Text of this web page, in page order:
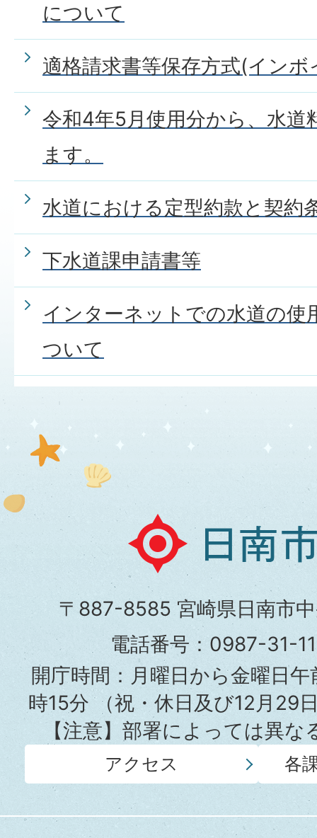
について
適格請求書等保存方式(イン
令和4年5月使用分から、水道
ます。
水道における定型約款と契約
下水道課申請書等
インターネットでの水道の使
ついて
日
南
市
役
所
〒887-8585 宮崎県日南市
電話番号：0987-31-
開庁時間：月曜日から金曜日
時15分（祝・休日及び12月29
【注意】部署によっては異
アクセス 各